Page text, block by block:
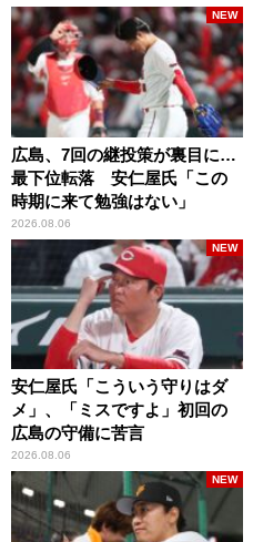
広島、7回の継投策が裏目に…
最下位転落 安仁屋氏「この
時期に来て勉強はない」
2026.08.06
NEW
安仁屋氏「こういう守りはダ
メ」、「ミスですよ」初回の
広島の守備に苦言
2026.08.06
NEW
NEW